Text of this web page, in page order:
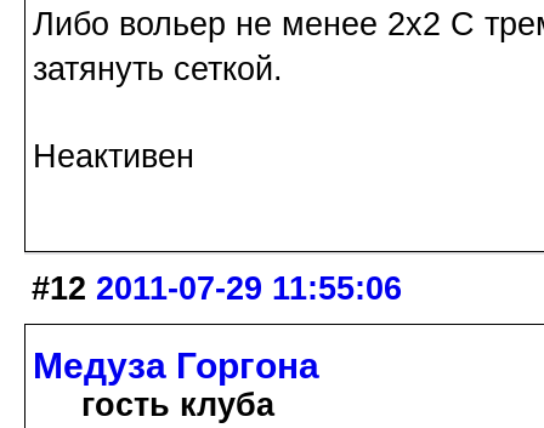
Либо вольер не менее 2х2 С
затянуть сеткой.
Неактивен
#12 2011-07-29 11:55:06
Медуза Горгона
гость клуба